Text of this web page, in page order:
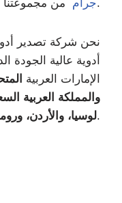
جراممن مجموعتنا المضادة للسرطان.
نحن شركة تصدير
أدوية عالية الجودة
الإمارات العربية
والمملكة العربية
لوسيا، والأردن،وغيرها الكثير.